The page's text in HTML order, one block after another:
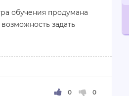
обучения продумана
задать
Благодаря курсу я не